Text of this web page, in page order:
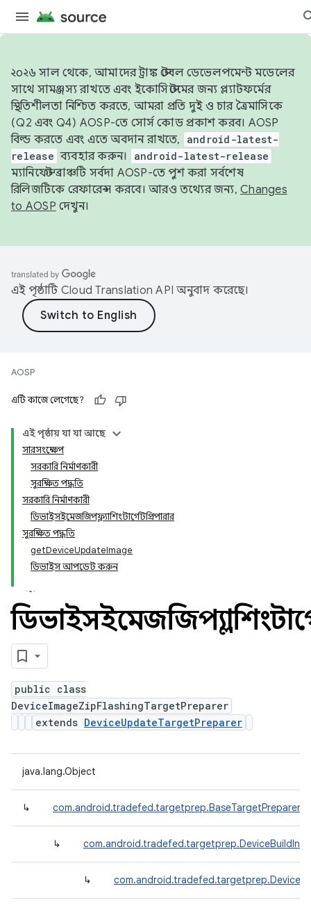
২০২৬ সাল থেকে, আমাদের ট্রাঙ্ক স্টেবল ডেভেলপমেন্ট মডেলের
সাথে সামঞ্জস্য রাখতে এবং ইকোসিস্টেমের জন্য প্ল্যাটফর্মের
স্থিতিশীলতা নিশ্চিত করতে, আমরা প্রতি দুই ও চার ত্রৈমাসিকে
(Q2 এবং Q4) AOSP-তে সোর্স কোড প্রকাশ করব। AOSP
বিল্ড করতে এবং এতে অবদান রাখতে,
android-latest-
release ব্যবহার করুন। android-latest-release
ম্যানিফেস্ট ব্রাঞ্চটি সর্বদা AOSP-তে পুশ করা সর্বশেষ
রিলিজটিকে রেফারেন্স করবে। আরও তথ্যের জন্য, Changes
to AOSP দেখুন।
এই পৃষ্ঠাটি Cloud Translation API অনুবাদ করেছে।
AOSP
এটি কাজে লেগেছে?
এই পৃষ্ঠায় যা যা আছে
সারসংক্ষেপ
সরকারি নির্মাণকারী
সুরক্ষিত পদ্ধতি
সরকারি নির্মাণকারী
ডিভাইসইমেজজিপফ্ল্যাশিংটার্গেটপ্রিপারার
সুরক্ষিত পদ্ধতি
getDeviceUpdateImage
ডিভাইস আপডেট করুন
public class
DeviceImageZipFlashingTargetPreparer
extends DeviceUpdateTargetPreparer
java.lang.Object
↳ com.android.tradefed.targetprep.BaseTargetPreparer
↳
↳